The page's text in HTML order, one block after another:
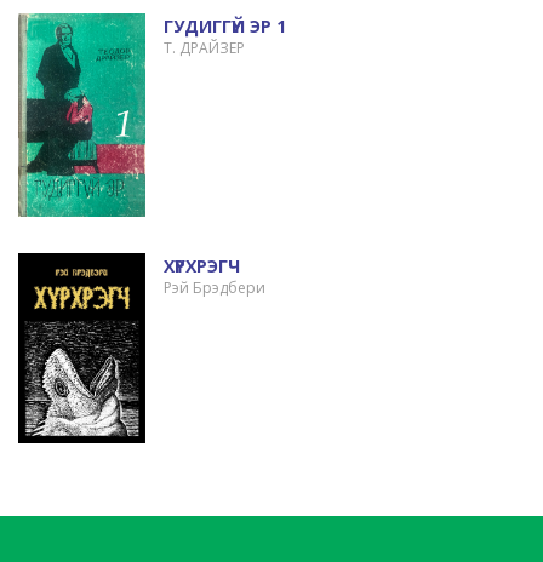
ГУДИГГҮЙ ЭР 1
Т. ДРАЙЗЕР
ХҮРХРЭГЧ
Рэй Брэдбери